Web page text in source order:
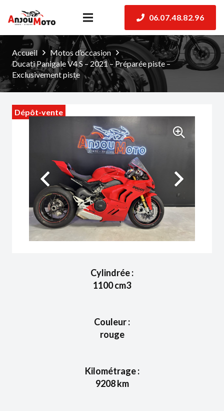
06.07.48.82.96
Accueil
Motos d’occasion
Ducati Panigale V4 S – 2021 – Préparée piste –
Exclusivement piste
Dépôt-vente
Cylindrée :
1100cm3
Couleur :
rouge
Kilométrage :
9208km